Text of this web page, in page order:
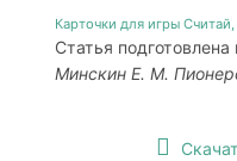
Карточки для игры
Статья
Минскин Е. М.